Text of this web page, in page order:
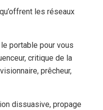
les réseaux
portable pour vous
critique de la
prêcheur,
dissuasive, propage